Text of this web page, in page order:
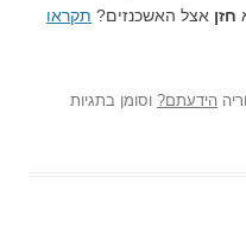
חזן אצל האשכנזים? תקראו
הידעתם? וסומן בתגיות